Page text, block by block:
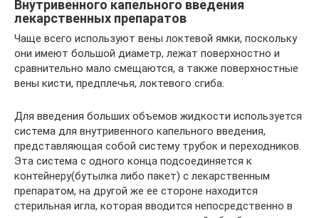
Внутривенного капельного введения
лекарственных препаратов
Чаще всего используют вены локтевой ямки, поскольку
они имеют большой диаметр, лежат поверхностно и
сравнительно мало смещаются, а также поверхностные
вены кисти, предплечья, локтевого сгиба.
Для введения больших объемов жидкости используется
система для внутривенного капельного введения,
представляющая собой систему трубок и переходников.
Эта система с одного конца подсоединяется к
контейнеру(бутылка либо пакет) с лекарственным
препаратом, на другой же ее стороне находится
стерильная игла, которая вводится непосредственно в